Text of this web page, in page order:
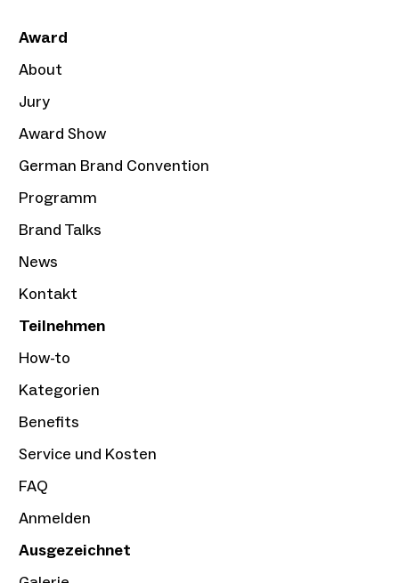
Award
About
Jury
Award Show
German Brand Convention
Programm
Brand Talks
News
Kontakt
Teilnehmen
How-to
Kategorien
Benefits
Service und Kosten
FAQ
Anmelden
Ausgezeichnet